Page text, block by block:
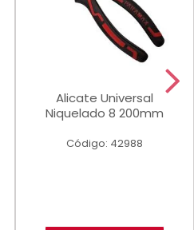
Alicate Universal
Niquelado 8 200mm
Código: 42988